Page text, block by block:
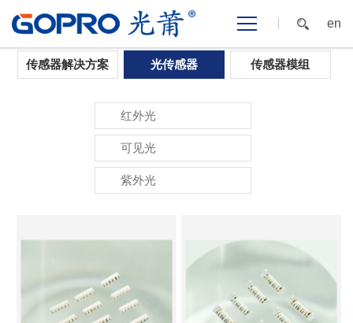
en
首页 >AI智能感知 >光传感器
传感器解决方案 光传感器 传感器模组
红外光
可见光
紫外光